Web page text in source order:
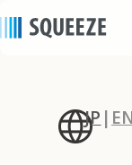
JP |